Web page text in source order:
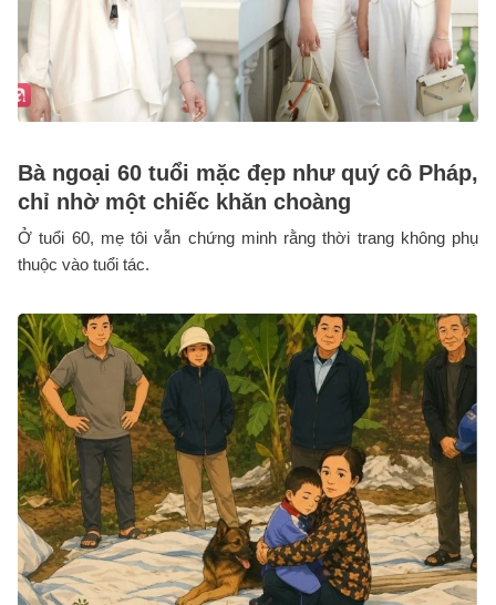
Bà ngoại 60 tuổi mặc đẹp như quý cô Pháp,
chỉ nhờ một chiếc khăn choàng
Ở tuổi 60, mẹ tôi vẫn chứng minh rằng thời trang không phụ
thuộc vào tuổi tác.